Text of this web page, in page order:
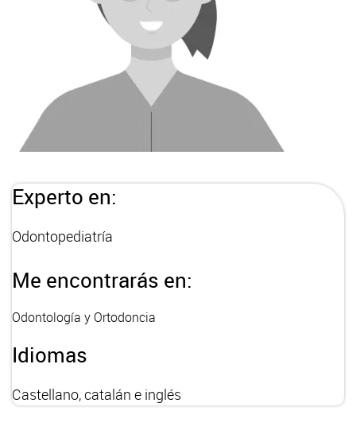
Experto en:
Odontopediatría
Me encontrarás en:
Odontología y Ortodoncia
Idiomas
Castellano, catalán e inglés